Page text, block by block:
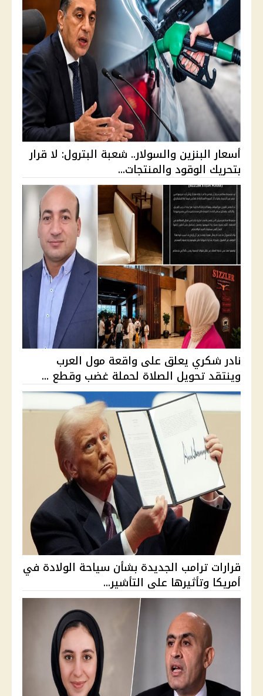
أسعار البنزين والسولار.. شعبة البترول: لا قرار
بتحريك الوقود والمنتجات...
نادر شكري يعلق على واقعة مول العرب
وينتقد تحويل الصلاة لحملة غضب وقطع ...
قرارات ترامب الجديدة بشأن سياحة الولادة في
أمريكا وتأثيرها على التأشير...